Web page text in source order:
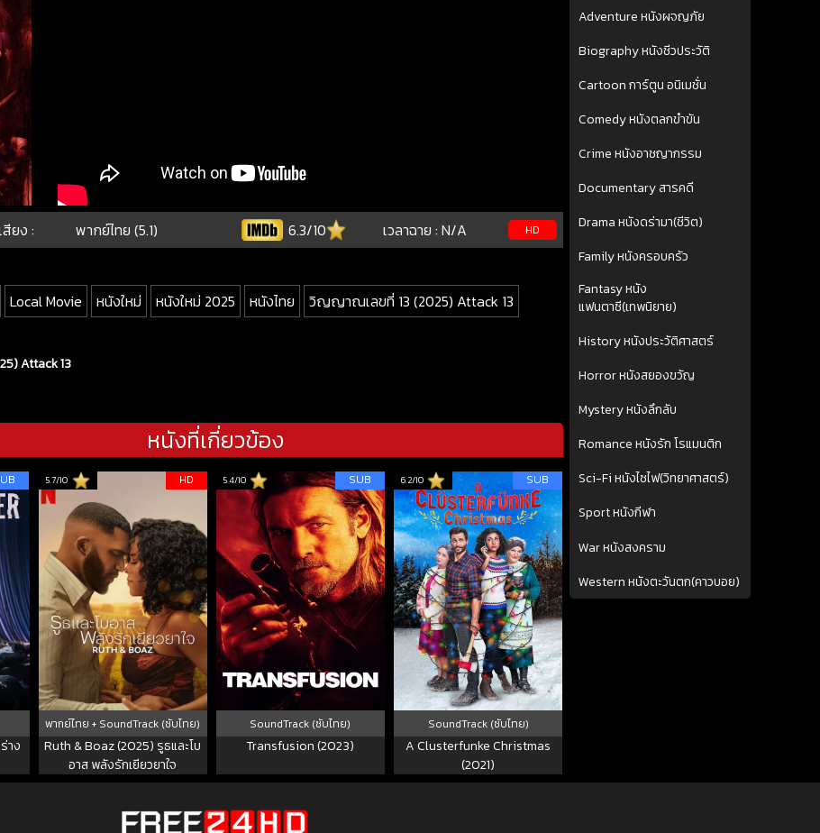
สียง : พากย์ไทย (5.1) 6.3/10 เวลาฉาย : N/A HD
Local Movie หนังใหม่ หนังใหม่ 2025 หนังไทย วิญญาณเลขที่ 13 (2025) Attack 13
Attack 13
หนังที่เกี่ยวข้อง
าง
5.7/10 HD
พากย์ไทย + SoundTrack (ซับไทย)
Ruth & Boaz (2025) รูธและโบ
อาส พลังรักเยียวยาใจ
5.4/10 SUB
SoundTrack (ซับไทย)
Transfusion (2023)
6.2/10 SUB
SoundTrack (ซับไทย)
A Clusterfunke Christmas
(2021)
Adventure หนังผจญภัย
Biography หนังชีวประวัติ
Cartoon การ์ตูน อนิเมชั่น
Comedy หนังตลกขำขัน
Crime หนังอาชญากรรม
Documentary สารคดี
Drama หนังดร่ามา(ชีวิต)
Family หนังครอบครัว
Fantasy หนัง
แฟนตาซี(เทพนิยาย)
History หนังประวัติศาสตร์
Horror หนังสยองขวัญ
Mystery หนังลึกลับ
Romance หนังรัก โรแมนติก
Sci-Fi หนังไซไฟ(วิทยาศาสตร์)
Sport หนังกีฬา
War หนังสงคราม
Western หนังตะวันตก(คาวบอย)